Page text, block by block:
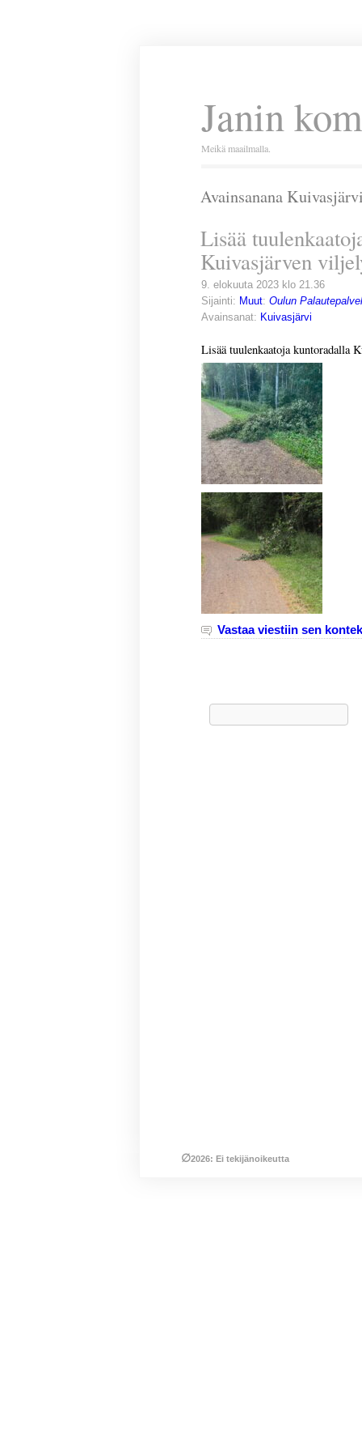
Janin
Meikä maailmalla.
Avainsanana
Lisää
Kuivasjärven
9. elokuuta 2023 klo 21.36
Sijainti: Muut: Oulun
Avainsanat: Kuivasjärvi
Lisää tuulenkaatoja kuntoradalla
Vastaa viestiin sen
∅2026: Ei tekijänoikeutta